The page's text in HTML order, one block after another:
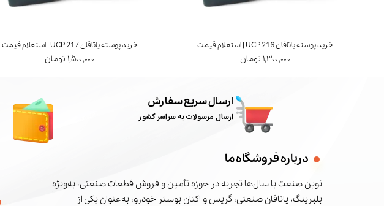
خرید پوسته یاتاقان UCP 217 | استعلام قیمت
۱,۵۰۰,۰۰۰ تومان
خرید پوسته یاتاقان UCP 216 | استعلام قیمت
۱,۳۰۰,۰۰۰ تومان
ارسال سریع سفارش
ارسال مرسولات به سراسر کشور
درباره فروشگاه ما
نوین صنعت با سال‌ها تجربه در حوزه تأمین و فروش قطعات صنعتی، به‌ویژه
بلبرینگ، یاتاقان صنعتی، گریس و اکتان بوستر خودرو، به‌عنوان یکی از